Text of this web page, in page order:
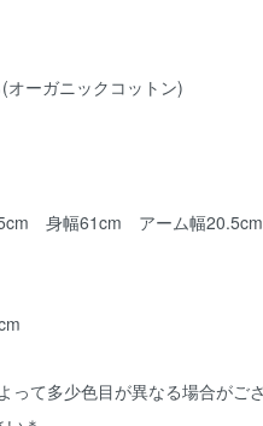
ーガニックコットン)
身幅61cm アーム幅
って多少色目が異なる場合がご